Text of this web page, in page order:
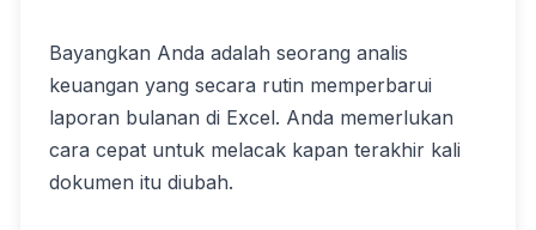
Bayangkan Anda adalah seorang analis
keuangan yang secara rutin memperbarui
laporan bulanan di Excel. Anda memerlukan
cara cepat untuk melacak kapan terakhir kali
dokumen itu diubah.